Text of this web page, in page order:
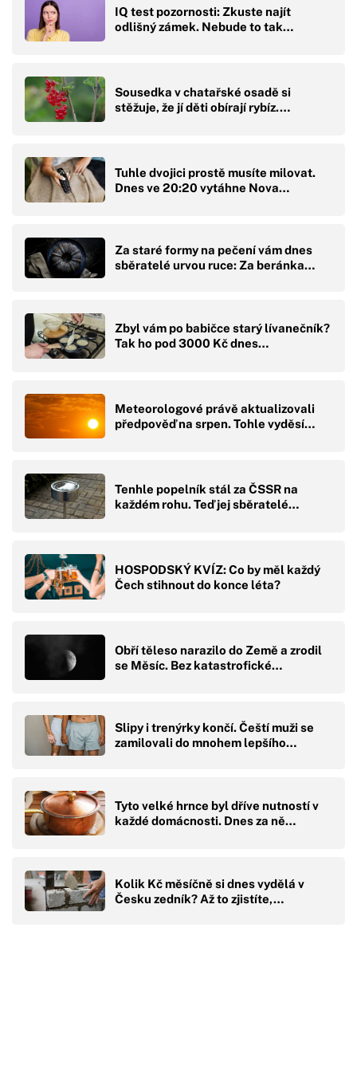
IQ test pozornosti: Zkuste najít
odlišný zámek. Nebude to tak…
Sousedka v chatařské osadě si
stěžuje, že jí děti obírají rybíz.…
Tuhle dvojici prostě musíte milovat.
Dnes ve 20:20 vytáhne Nova…
Za staré formy na pečení vám dnes
sběratelé urvou ruce: Za beránka…
Zbyl vám po babičce starý lívanečník?
Tak ho pod 3000 Kč dnes…
Meteorologové právě aktualizovali
předpověď na srpen. Tohle vyděsí…
Tenhle popelník stál za ČSSR na
každém rohu. Teď jej sběratelé…
HOSPODSKÝ KVÍZ: Co by měl každý
Čech stihnout do konce léta?
Obří těleso narazilo do Země a zrodil
se Měsíc. Bez katastrofické…
Slipy i trenýrky končí. Čeští muži se
zamilovali do mnohem lepšího…
Tyto velké hrnce byl dříve nutností v
každé domácnosti. Dnes za ně…
Kolik Kč měsíčně si dnes vydělá v
Česku zedník? Až to zjistíte,…